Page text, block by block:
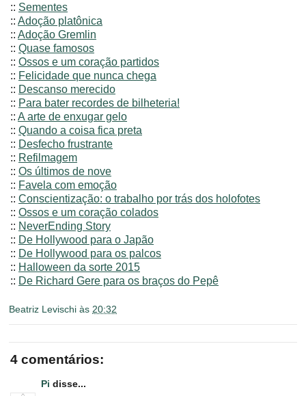
:: Sementes
:: Adoção platônica
:: Adoção Gremlin
:: Quase famosos
:: Ossos e um coração partidos
:: Felicidade que nunca chega
:: Descanso merecido
:: Para bater recordes de bilheteria!
:: A arte de enxugar gelo
:: Quando a coisa fica preta
:: Desfecho frustrante
:: Refilmagem
:: Os últimos de nove
:: Favela com emoção
:: Conscientização: o trabalho por trás dos holofotes
:: Ossos e um coração colados
:: NeverEnding Story
:: De Hollywood para o Japão
:: De Hollywood para os palcos
:: Halloween da sorte 2015
:: De Richard Gere para os braços do Pepê
Beatriz Levischi às 20:32
4 comentários:
Pi disse...